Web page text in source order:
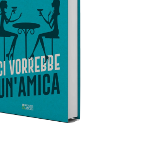
AL CARRELLO /